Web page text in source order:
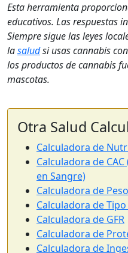
Esta herramienta
educativos. Las respuestas
Siempre sigue las leyes
lasaludsi usas cannabis
los productos de cannabis
mascotas.
Otra Salud
Calculadora de
Calculadora de
en Sangre)
Calculadora de
Calculadora de
Calculadora de GFR
Calculadora de
Calculadora de